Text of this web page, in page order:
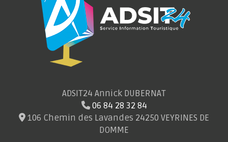
ADSIT24 Annick DUBERNAT
06 84 28 32 84
106 Chemin des Lavandes 24250 VEYRINES DE
DOMME